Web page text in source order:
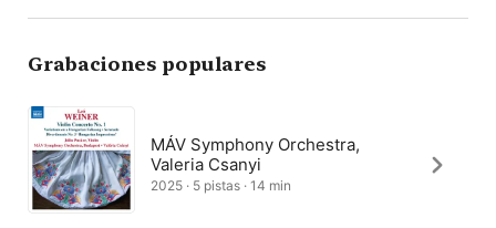
Grabaciones populares
MÁV Symphony Orchestra,
Valeria Csanyi
2025 · 5 pistas · 14 min